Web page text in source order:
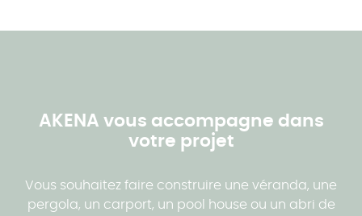
AKENA vous accompagne dans
votre projet
Vous souhaitez faire construire une véranda, une
pergola, un carport, un pool house ou un abri de